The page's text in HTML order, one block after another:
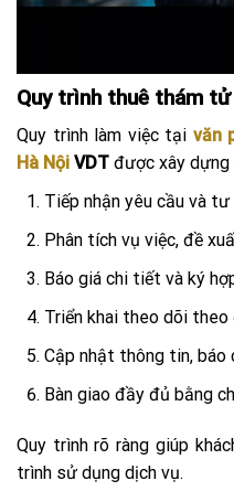
Quy trình thuê thám
Quy trình làm việc tại văn
Hà Nội VDT được xây dựng
Tiếp nhận yêu cầu và
Phân tích vụ việc, đề
Báo giá chi tiết và ký
Triển khai theo dõi theo
Cập nhật thông tin, báo
Bàn giao đầy đủ bằng
Quy trình rõ ràng giúp
trình sử dụng dịch vụ.